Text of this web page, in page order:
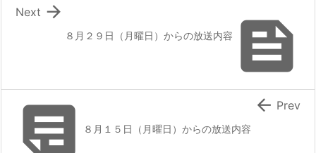

８月２９日（月曜日）からの放送内容

Next
 ８月１５日（月曜日）からの放送内容
 Prev